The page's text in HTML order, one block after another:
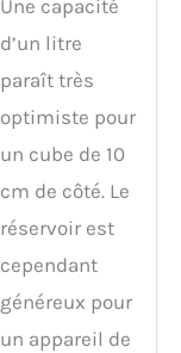
Une capacité
d’un litre
paraît très
optimiste pour
un cube de 10
cm de côté. Le
réservoir est
cependant
généreux pour
un appareil de